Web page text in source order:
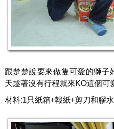
跟楚楚說要來做隻可愛的獅子
天趁著沒有行程就來KO這個可
材料:1只紙箱+報紙+剪刀和膠